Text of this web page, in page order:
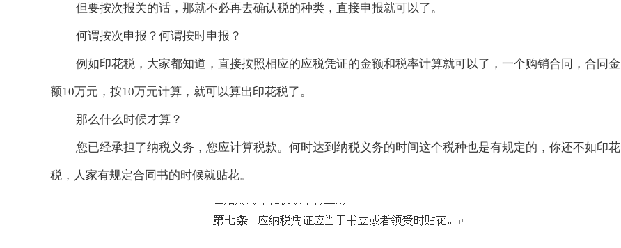
但要按次报关的话，那就不必再去确认税的种类，直接申报就可以了。
何谓按次申报？何谓按时申报？
例如印花税，大家都知道，直接按照相应的应税凭证的金额和税率计算就可以了，一个购销合同，合同金
额10万元，按10万元计算，就可以算出印花税了。
那么什么时候才算？
您已经承担了纳税义务，您应计算税款。何时达到纳税义务的时间这个税种也是有规定的，你还不如印花
税，人家有规定合同书的时候就贴花。